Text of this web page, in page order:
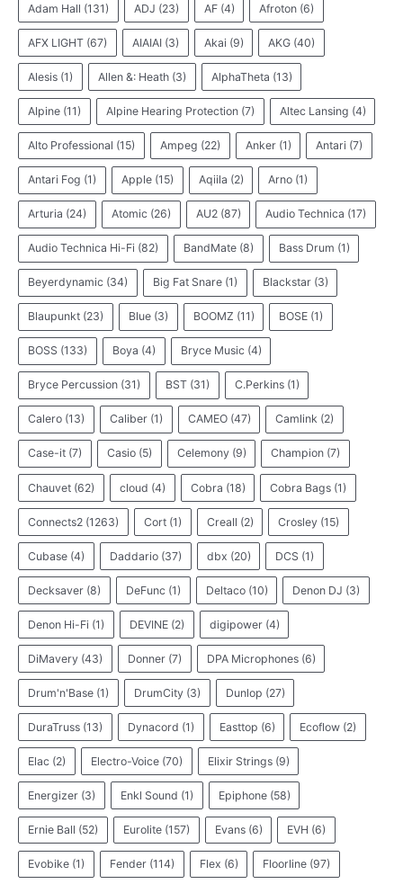
Adam Hall (131) ADJ (23) AF (4) Afroton (6)
AFX LIGHT (67) AIAIAI (3) Akai (9) AKG (40)
Alesis (1) Allen &: Heath (3) AlphaTheta (13)
Alpine (11) Alpine Hearing Protection (7) Altec Lansing (4)
Alto Professional (15) Ampeg (22) Anker (1) Antari (7)
Antari Fog (1) Apple (15) Aqiila (2) Arno (1)
Arturia (24) Atomic (26) AU2 (87) Audio Technica (17)
Audio Technica Hi-Fi (82) BandMate (8) Bass Drum (1)
Beyerdynamic (34) Big Fat Snare (1) Blackstar (3)
Blaupunkt (23) Blue (3) BOOMZ (11) BOSE (1)
BOSS (133) Boya (4) Bryce Music (4)
Bryce Percussion (31) BST (31) C.Perkins (1)
Calero (13) Caliber (1) CAMEO (47) Camlink (2)
Case-it (7) Casio (5) Celemony (9) Champion (7)
Chauvet (62) cloud (4) Cobra (18) Cobra Bags (1)
Connects2 (1263) Cort (1) Creall (2) Crosley (15)
Cubase (4) Daddario (37) dbx (20) DCS (1)
Decksaver (8) DeFunc (1) Deltaco (10) Denon DJ (3)
Denon Hi-Fi (1) DEVINE (2) digipower (4)
DiMavery (43) Donner (7) DPA Microphones (6)
Drum'n'Base (1) DrumCity (3) Dunlop (27)
DuraTruss (13) Dynacord (1) Easttop (6) Ecoflow (2)
Elac (2) Electro-Voice (70) Elixir Strings (9)
Energizer (3) Enkl Sound (1) Epiphone (58)
Ernie Ball (52) Eurolite (157) Evans (6) EVH (6)
Evobike (1) Fender (114) Flex (6) Floorline (97)